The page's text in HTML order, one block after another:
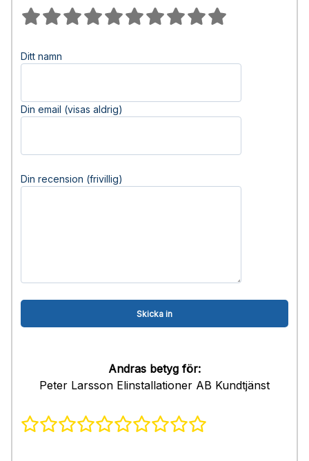
Ditt namn
Din email (visas aldrig)
Din recension (frivillig)
Andras betyg för:
Peter Larsson Elinstallationer AB Kundtjänst